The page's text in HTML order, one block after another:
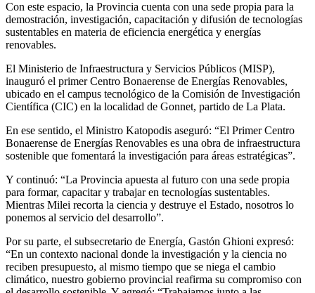
Con este espacio, la Provincia cuenta con una sede propia para la
demostración, investigación, capacitación y difusión de tecnologías
sustentables en materia de eficiencia energética y energías
renovables.
El Ministerio de Infraestructura y Servicios Públicos (MISP),
inauguró el primer Centro Bonaerense de Energías Renovables,
ubicado en el campus tecnológico de la Comisión de Investigación
Científica (CIC) en la localidad de Gonnet, partido de La Plata.
En ese sentido, el Ministro Katopodis aseguró: “El Primer Centro
Bonaerense de Energías Renovables es una obra de infraestructura
sostenible que fomentará la investigación para áreas estratégicas”.
Y continuó: “La Provincia apuesta al futuro con una sede propia
para formar, capacitar y trabajar en tecnologías sustentables.
Mientras Milei recorta la ciencia y destruye el Estado, nosotros lo
ponemos al servicio del desarrollo”.
Por su parte, el subsecretario de Energía, Gastón Ghioni expresó:
“En un contexto nacional donde la investigación y la ciencia no
reciben presupuesto, al mismo tiempo que se niega el cambio
climático, nuestro gobierno provincial reafirma su compromiso con